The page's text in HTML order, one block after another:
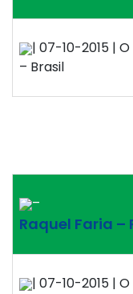
| 07-10-2015 |
– Brasil
–
Raquel Faria –
| 07-10-2015 |